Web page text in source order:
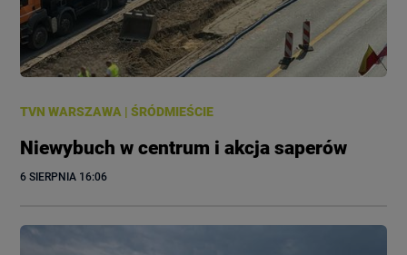
TVN WARSZAWA |ŚRÓDMIEŚCIE
Niewybuch w centrum i akcja saperów
6 SIERPNIA 16:06